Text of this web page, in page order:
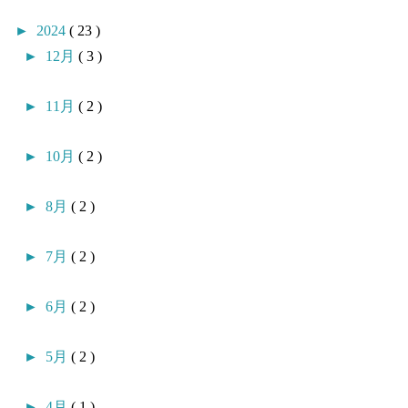
► 2024 ( 23 )
► 12月 ( 3 )
► 11月 ( 2 )
► 10月 ( 2 )
► 8月 ( 2 )
► 7月 ( 2 )
► 6月 ( 2 )
► 5月 ( 2 )